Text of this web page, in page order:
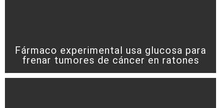
Fármaco experimental usa glucosa para
frenar tumores de cáncer en ratones